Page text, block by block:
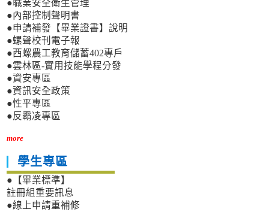
●職業安全衛生管理
●內部控制聲明書
●申請補發【畢業證書】說明
●螺聲校刊電子報
●西螺農工教育儲蓄402專戶
●雲林區-實用技能學程分發
●資安專區
●資訊安全政策
●性平專區
●反霸凌專區
more
學生專區
●【畢業標準】
註冊組重要訊息
●線上申請重補修